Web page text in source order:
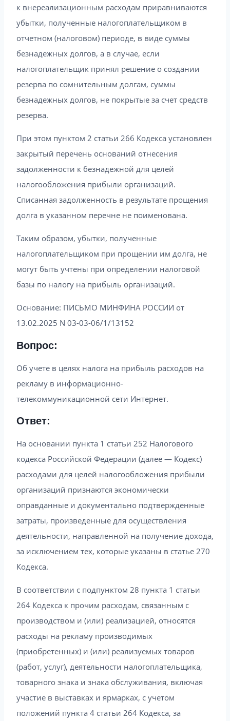
к внереализационным расходам приравниваются
убытки, полученные налогоплательщиком в
отчетном (налоговом) периоде, в виде суммы
безнадежных долгов, а в случае, если
налогоплательщик принял решение о создании
резерва по сомнительным долгам, суммы
безнадежных долгов, не покрытые за счет средств
резерва.
При этом пунктом 2 статьи 266 Кодекса установлен
закрытый перечень оснований отнесения
задолженности к безнадежной для целей
налогообложения прибыли организаций.
Списанная задолженность в результате прощения
долга в указанном перечне не поименована.
Таким образом, убытки, полученные
налогоплательщиком при прощении им долга, не
могут быть учтены при определении налоговой
базы по налогу на прибыль организаций.
Основание: ПИСЬМО МИНФИНА РОССИИ от
13.02.2025 N 03-03-06/1/13152
Вопрос:
Об учете в целях налога на прибыль расходов на
рекламу в информационно-
телекоммуникационной сети Интернет.
Ответ:
На основании пункта 1 статьи 252 Налогового
кодекса Российской Федерации (далее — Кодекс)
расходами для целей налогообложения прибыли
организаций признаются экономически
оправданные и документально подтвержденные
затраты, произведенные для осуществления
деятельности, направленной на получение дохода,
за исключением тех, которые указаны в статье 270
Кодекса.
В соответствии с подпунктом 28 пункта 1 статьи
264 Кодекса к прочим расходам, связанным с
производством и (или) реализацией, относятся
расходы на рекламу производимых
(приобретенных) и (или) реализуемых товаров
(работ, услуг), деятельности налогоплательщика,
товарного знака и знака обслуживания, включая
участие в выставках и ярмарках, с учетом
положений пункта 4 статьи 264 Кодекса, за